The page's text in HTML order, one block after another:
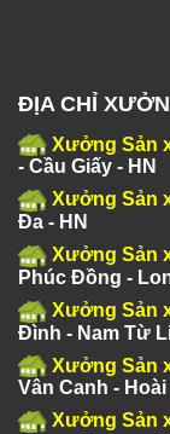
ĐỊA CHỈ
Xưởng Sản
- Cầu Giấy - HN
Xưởng Sản
Đa - HN
Xưởng Sản
Phúc Đồng -
Xưởng Sản
Đình - Nam Từ
Xưởng Sản
Vân Canh -
Xưởng Sản